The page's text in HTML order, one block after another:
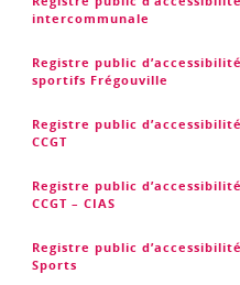
intercommunale
Registre public
sportifs Frégouville
Registre public
CCGT
Registre public
CCGT – CIAS
Registre public d’accessibilité
Sports